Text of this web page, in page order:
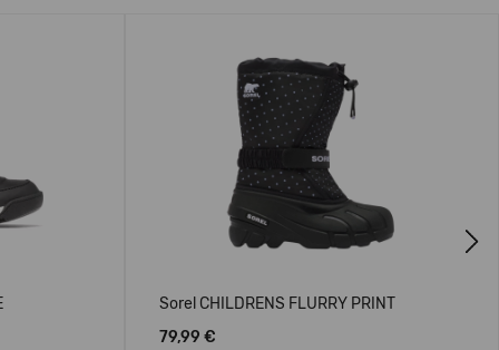
Sorel CHILDRENS FLURRY PRINT
79,99 €